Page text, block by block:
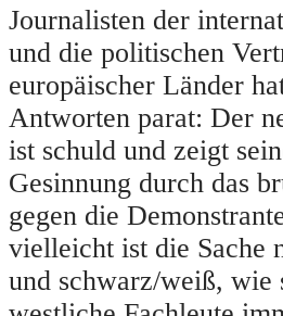
Journalisten der
und die politischen
europäischer Länder
Antworten parat: Der
ist schuld und zeigt
Gesinnung durch das
gegen die
vielleicht ist die Sache
und schwarz/weiß, wie